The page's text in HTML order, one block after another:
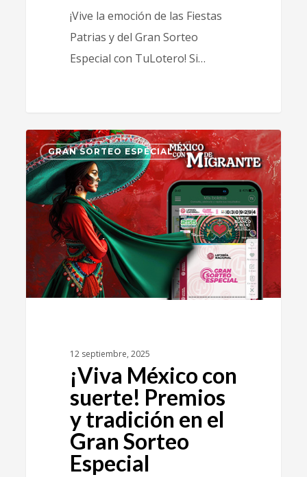
¡Vive la emoción de las Fiestas
Patrias y del Gran Sorteo
Especial con TuLotero! Si…
GRAN SORTEO ESPECIAL
12 septiembre, 2025
¡Viva México con
suerte! Premios
y tradición en el
Gran Sorteo
Especial
0